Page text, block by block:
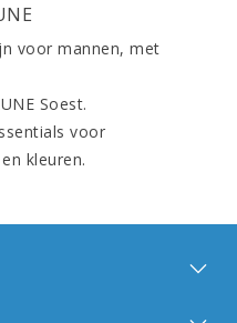
voor mannen, met
Soest.
voor
kleuren.